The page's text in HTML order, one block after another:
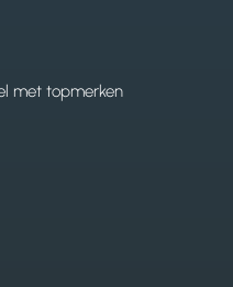
met topmerken